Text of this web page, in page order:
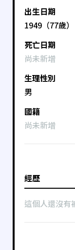
出生日期
1949（77歲）
死亡日期
尚未新增
生理性別
男
國籍
尚未新增
經歷
這個人還沒